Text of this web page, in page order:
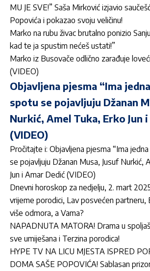
MU JE SVE!” Saša Mirković izjavio
Popovića i pokazao svoju veličinu!
Marko na rubu živac brutalno ponizio
kad te ja spustim nećeš ustati!”
Marko iz Busovače odlično zarađuje
(VIDEO)
Objavljena pjesma “Ima
spotu se pojavljuju Džanan
Nurkić, Amel Tuka, Erko Jun
(VIDEO)
Pročitajte i: Objavljena pjesma “Ima
se pojavljuju Džanan Musa, Jusuf Nurkić,
Jun i Amar Dedić (VIDEO)
Dnevni horoskop za nedjelju, 2. mart
vrijeme porodici, Lav posvećen partneru,
više odmora, a Vama?
NAPADNUTA MATORA! Drama u
sve umiješana i Terzina porodica!
HYPE TV NA LICU MJESTA ISPRED
DOMA SAŠE POPOVIĆA! Sablasan